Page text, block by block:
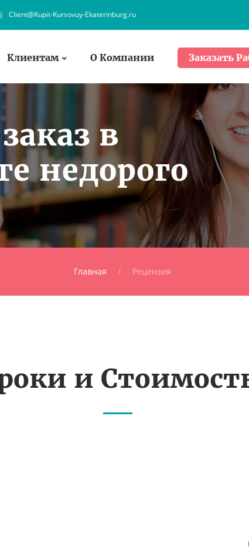
Client@Kupit-Kursovuy-Ekaterinburg.ru
Клиентам О Компании Заказать
в
недорого
Главная Рецензия
и